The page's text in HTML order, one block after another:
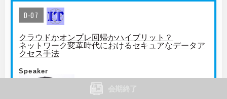
D-07
クラウドかオンプレ回帰かハイブリット？
ネットワーク変革時代におけるセキュアなデータア
クセス手法
Speaker